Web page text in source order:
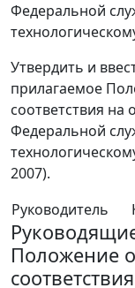
Федеральной
Утвердить и
прилагаемое
соответствия на
Федеральной
2007).
Руководитель
Положение